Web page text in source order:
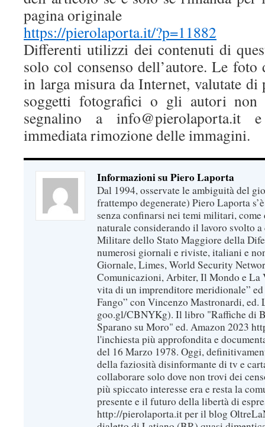
pagina originale
https://pierolaporta.it/?p=11882
Differenti utilizzi dei contenuti di
solo col consenso dell’autore. Le
in larga misura da Internet, valutate
soggetti fotografici o gli autori non
segnalino a info@pierolaporta.it
immediata rimozione delle immagini.
Informazioni su Piero Laporta
Dal 1994, osservate le ambiguità del
frattempo degenerate) Piero Laporta
senza confinarsi nei temi militari, come
naturale considerando il lavoro svolto
Militare dello Stato Maggiore della
numerosi giornali e riviste, italiani e
Giornale, Limes, World Security
Comunicazioni, Arbiter, Il Mondo e La
vita di un imprenditore meridionale”
Fango” con Vincenzo Mastronardi,
goo.gl/CBNYKg). Il libro "Raffiche di
Sparano su Moro" ed. Amazon 2023
l'inchiesta più approfondita e
del 16 Marzo 1978. Oggi,
della faziosità disinformante di tv e
collaborare solo dove non trovi dei
più spiccato interesse era e resta la
presente e il futuro della libertà di
http://pierolaporta.it per il blog